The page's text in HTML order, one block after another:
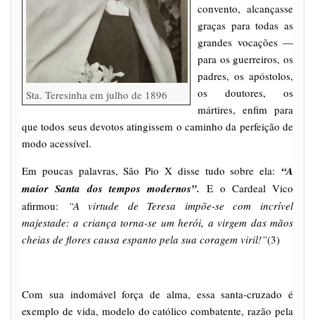
Sta. Teresinha em julho de 1896
convento, alcançasse
graças para todas as
grandes vocações —
para os guerreiros, os
padres, os apóstolos,
os doutores, os
mártires, enfim para
que todos seus devotos atingissem o caminho da perfeição de
modo acessível.
Em poucas palavras, São Pio X disse tudo sobre ela: “A
maior Santa dos tempos modernos”. E o Cardeal Vico
afirmou:
“A virtude de Teresa impõe-se com incrível
majestade: a criança torna-se um herói, a virgem das mãos
cheias de flores causa espanto pela sua coragem viril!”(3)
Com sua indomável força de alma, essa santa-cruzado é
exemplo de vida, modelo do católico combatente, razão pela